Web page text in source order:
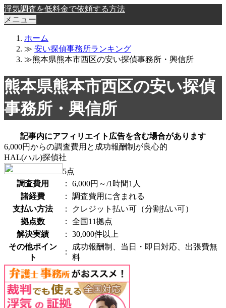
浮気調査を低料金で依頼する方法
メニュー
ホーム
≫ 安い探偵事務所ランキング
≫熊本県熊本市西区の安い探偵事務所・興信所
熊本県熊本市西区の安い探偵
事務所・興信所
記事内にアフィリエイト広告を含む場合があります
6,000円からの調査費用と成功報酬制が良心的
HAL(ハル)探偵社
5点
調査費用
：
6,000円～/1時間1人
諸経費
：
調査費用に含まれる
支払い方法
：
クレジット払い可（分割払い可）
拠点数
：
全国11拠点
解決実績
：
30,000件以上
その他ポイン
ト
：
成功報酬制、当日・即日対応、出張費無
料